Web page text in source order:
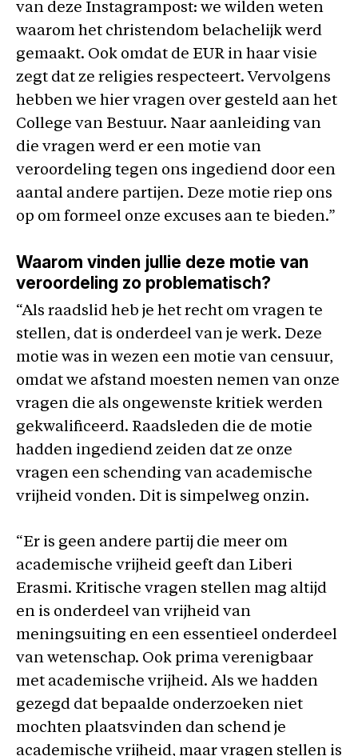
van deze Instagrampost: we wilden weten
waarom het christendom belachelijk werd
gemaakt. Ook omdat de EUR in haar visie
zegt dat ze religies respecteert. Vervolgens
hebben we hier vragen over gesteld aan het
College van Bestuur. Naar aanleiding van
die vragen werd er een motie van
veroordeling tegen ons ingediend door een
aantal andere partijen. Deze motie riep ons
op om formeel onze excuses aan te bieden.”
Waarom vinden jullie deze motie van
veroordeling zo problematisch?
“Als raadslid heb je het recht om vragen te
stellen, dat is onderdeel van je werk. Deze
motie was in wezen een motie van censuur,
omdat we afstand moesten nemen van onze
vragen die als ongewenste kritiek werden
gekwalificeerd. Raadsleden die de motie
hadden ingediend zeiden dat ze onze
vragen een schending van academische
vrijheid vonden. Dit is simpelweg onzin.
“Er is geen andere partij die meer om
academische vrijheid geeft dan Liberi
Erasmi. Kritische vragen stellen mag altijd
en is onderdeel van vrijheid van
meningsuiting en een essentieel onderdeel
van wetenschap. Ook prima verenigbaar
met academische vrijheid. Als we hadden
gezegd dat bepaalde onderzoeken niet
mochten plaatsvinden dan schend je
academische vrijheid, maar vragen stellen is